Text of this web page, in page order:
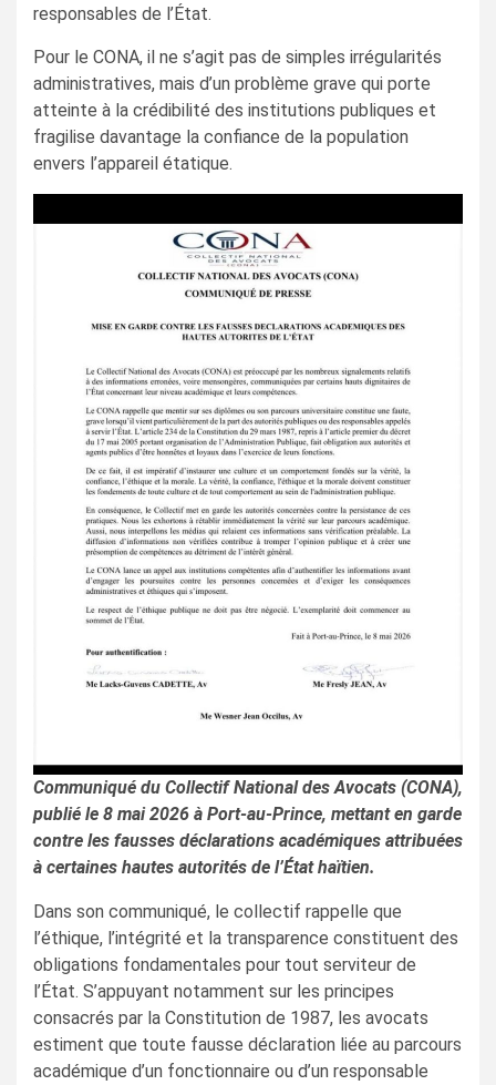
responsables de l’État.
Pour le CONA, il ne s’agit pas de simples irrégularités
administratives, mais d’un problème grave qui porte
atteinte à la crédibilité des institutions publiques et
fragilise davantage la confiance de la population
envers l’appareil étatique.
Communiqué du Collectif National des Avocats (CONA),
publié le 8 mai 2026 à Port-au-Prince, mettant en garde
contre les fausses déclarations académiques attribuées
à certaines hautes autorités de l’État haïtien.
Dans son communiqué, le collectif rappelle que
l’éthique, l’intégrité et la transparence constituent des
obligations fondamentales pour tout serviteur de
l’État. S’appuyant notamment sur les principes
consacrés par la Constitution de 1987, les avocats
estiment que toute fausse déclaration liée au parcours
académique d’un fonctionnaire ou d’un responsable